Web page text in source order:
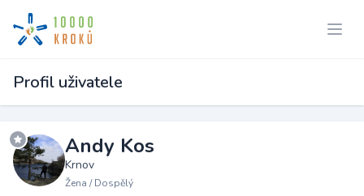
Profil uživatele
Andy Kos
Krnov
Žena / Dospělý